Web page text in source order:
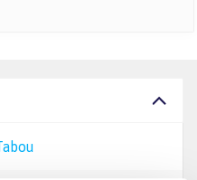
Tabou